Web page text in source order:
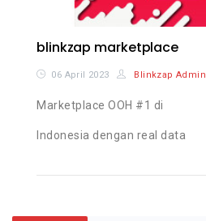
blinkzap marketplace
06 April 2023 Blinkzap Admin
Marketplace OOH #1 di
Indonesia dengan real data